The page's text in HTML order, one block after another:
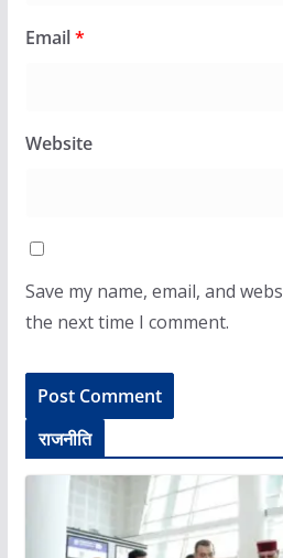
Email*
Website
Save my name, email, and
the next time I comment.
राजनीति